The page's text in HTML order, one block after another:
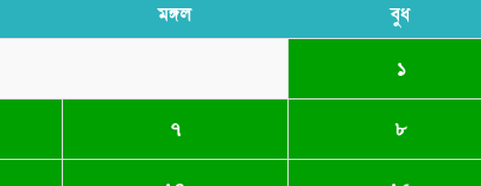
মঙ্গল বুধ
১
৭ ৮